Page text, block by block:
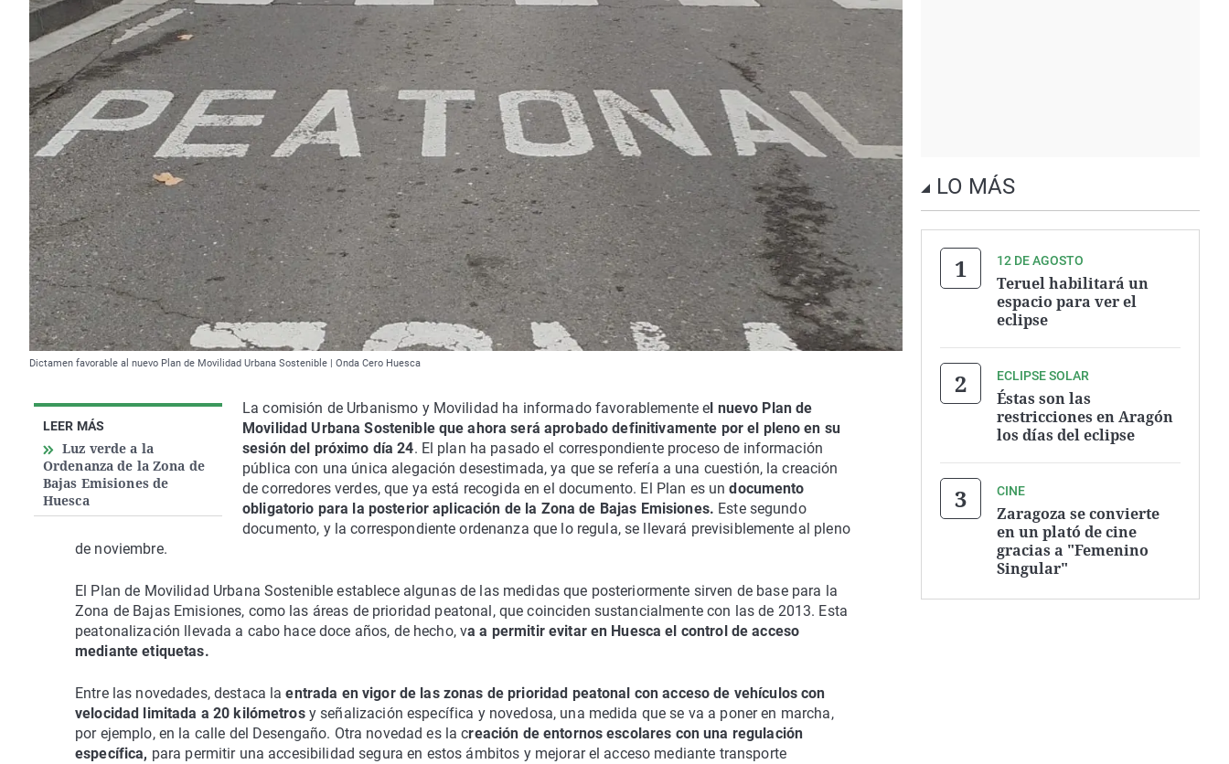
Dictamen favorable al nuevo Plan de Movilidad Urbana Sostenible | Onda Cero Huesca
LEER MÁS
Luz verde a la
Ordenanza de la Zona de
Bajas Emisiones de
Huesca
La comisión de Urbanismo y Movilidad ha informado favorablemente e l nuevo Plan de
Movilidad Urbana Sostenible que ahora será aprobado definitivamente por el pleno en su
sesión del próximo día 24. El plan ha pasado el correspondiente proceso de información
pública con una única alegación desestimada, ya que se refería a una cuestión, la creación
de corredores verdes, que ya está recogida en el documento. El Plan es un documento
obligatorio para la posterior aplicación de la Zona de Bajas Emisiones. Este segundo
documento, y la correspondiente ordenanza que lo regula, se llevará previsiblemente al pleno
de noviembre.
El Plan de Movilidad Urbana Sostenible establece algunas de las medidas que posteriormente sirven de base para la
Zona de Bajas Emisiones, como las áreas de prioridad peatonal, que coinciden sustancialmente con las de 2013. Esta
peatonalización llevada a cabo hace doce años, de hecho, va a permitir evitar en Huesca el control de acceso
mediante etiquetas.
Entre las novedades, destaca la entrada en vigor de las zonas de prioridad peatonal con acceso de vehículos con
velocidad limitada a 20 kilómetrosy señalización específica y novedosa, una medida que se va a poner en marcha,
por ejemplo, en la calle del Desengaño. Otra novedad es la creación de entornos escolares con una regulación
específica, para permitir una accesibilidad segura en estos ámbitos y mejorar el acceso mediante transporte
LO MÁS
12 DE AGOSTO
Teruel habilitará un
espacio para ver el
eclipse
ECLIPSE SOLAR
Éstas son las
restricciones en Aragón
los días del eclipse
CINE
Zaragoza se convierte
en un plató de cine
gracias a "Femenino
Singular"